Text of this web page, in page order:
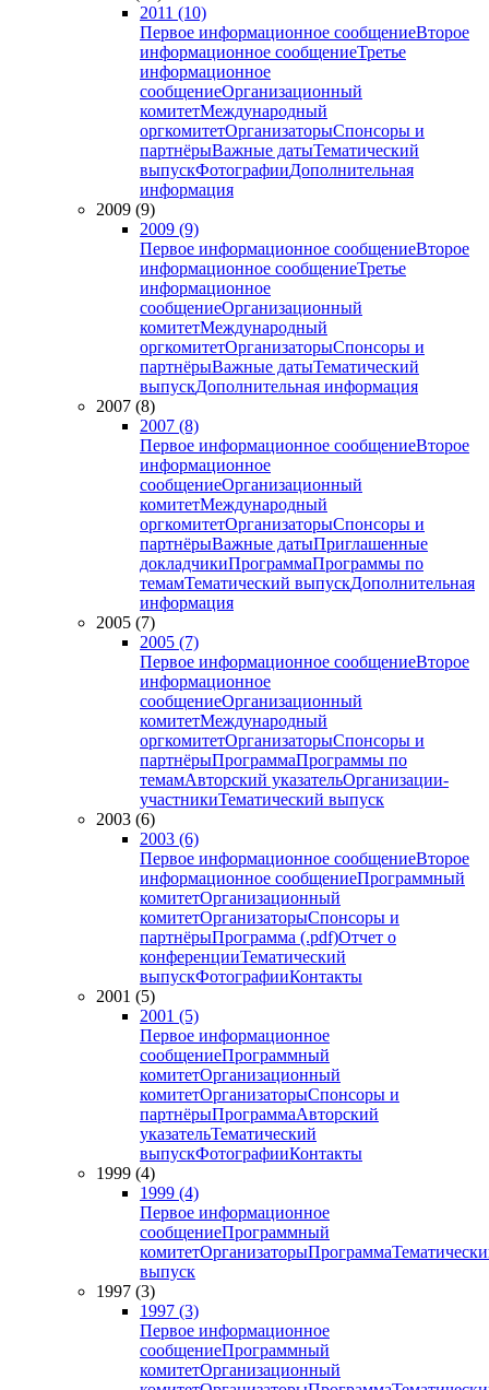
2011 (10)
Первое информационное сообщениеВторое
информационное сообщениеТретье
информационное
сообщениеОрганизационный
комитетМеждународный
оргкомитетОрганизаторыСпонсоры и
партнёрыВажные датыТематический
выпускФотографииДополнительная
информация
2009 (9)
2009 (9)
Первое информационное сообщениеВторое
информационное сообщениеТретье
информационное
сообщениеОрганизационный
комитетМеждународный
оргкомитетОрганизаторыСпонсоры и
партнёрыВажные датыТематический
выпускДополнительная информация
2007 (8)
2007 (8)
Первое информационное сообщениеВторое
информационное
сообщениеОрганизационный
комитетМеждународный
оргкомитетОрганизаторыСпонсоры и
партнёрыВажные датыПриглашенные
докладчикиПрограммаПрограммы по
темамТематический выпускДополнительная
информация
2005 (7)
2005 (7)
Первое информационное сообщениеВторое
информационное
сообщениеОрганизационный
комитетМеждународный
оргкомитетОрганизаторыСпонсоры и
партнёрыПрограммаПрограммы по
темамАвторский указательОрганизации-
участникиТематический выпуск
2003 (6)
2003 (6)
Первое информационное сообщениеВторое
информационное сообщениеПрограммный
комитетОрганизационный
комитетОрганизаторыСпонсоры и
партнёрыПрограмма (.pdf)Отчет о
конференцииТематический
выпускФотографииКонтакты
2001 (5)
2001 (5)
Первое информационное
сообщениеПрограммный
комитетОрганизационный
комитетОрганизаторыСпонсоры и
партнёрыПрограммаАвторский
указательТематический
выпускФотографииКонтакты
1999 (4)
1999 (4)
Первое информационное
сообщениеПрограммный
комитетОрганизаторыПрограмма
выпуск
1997 (3)
1997 (3)
Первое информационное
сообщениеПрограммный
комитетОрганизационный